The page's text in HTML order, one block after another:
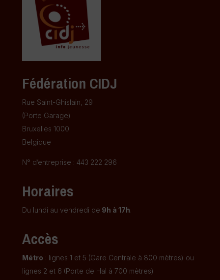
Fédération CIDJ
Rue Saint-Ghislain, 29
(Porte Garage)
Bruxelles 1000
Belgique
N° d’entreprise : 443 222 296
Horaires
Du lundi au vendredi de 9h à 17h.
Accès
Métro : lignes 1 et 5 (Gare Centrale à 800 mètres) ou
lignes 2 et 6 (Porte de Hal à 700 mètres)